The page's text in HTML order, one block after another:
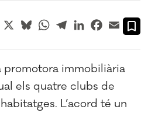
X BlueskyWhatsApp
TelegramLinkedInFacebook
Email
promotora immobiliària
els quatre clubs de
L’acord té un